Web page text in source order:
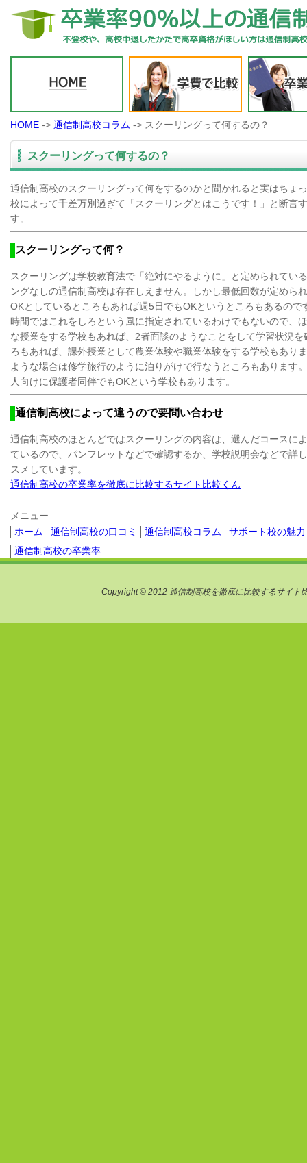
HOME -> 通信制高校コラム -> スクーリングって何するの？
スクーリングって何するの？
通信制高校のスクーリングって何をするのかと聞かれると実はちょ
校によって千差万別過ぎて「スクーリングとはこうです！」と断言
す。
スクーリングって何？
スクーリングは学校教育法で「絶対にやるように」と定められてい
ングなしの通信制高校は存在しえません。しかし最低回数が定めら
OKとしているところもあれば週5日でもOKというところもあるので
時間ではこれをしろという風に指定されているわけでもないので、
な授業をする学校もあれば、2者面談のようなことをして学習状況
ろもあれば、課外授業として農業体験や職業体験をする学校もあり
ような場合は修学旅行のように泊りがけで行なうところもあります
人向けに保護者同伴でもOKという学校もあります。
通信制高校によって違うので要問い合わせ
通信制高校のほとんどではスクーリングの内容は、選んだコースに
ているので、パンフレットなどで確認するか、学校説明会などで詳
スメしています。
通信制高校の卒業率を徹底に比較するサイト比較くん
メニュー
ホーム
通信制高校の口コミ 通信制高校コラム
サポート校の魅力
通信制高校の卒業率
Copyright © 2012 通信制高校を徹底に比較するサイト